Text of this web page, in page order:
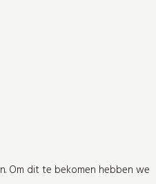
Om dit te bekomen hebben we